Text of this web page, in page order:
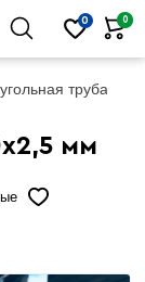
0 0
труба
мм